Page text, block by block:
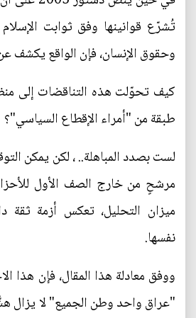
تُشرّع قوانينها وفق ثوابت
وحقوق الإنسان، فإن الواقع يكشف
كيف تحوّلت هذه التناقضات إلى
طبقة من "أمراء الإقطاع السياسي"؟
لست بصدد المباهلة.. ، لكن يمكن
مرشحٍ من خارج الصف الأول
ميزان التحليل، تعكس أزمة ثقة
نفسها.
ووفق معادلة هذا المقال، فإن هذا
"عراق واحد وطن الجميع" لا يزال